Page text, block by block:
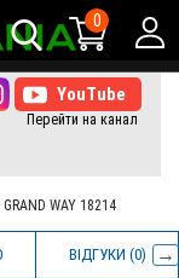
0
+38 (073) 61-77-
167
WAY 18214
ВІДГУКИ (0)